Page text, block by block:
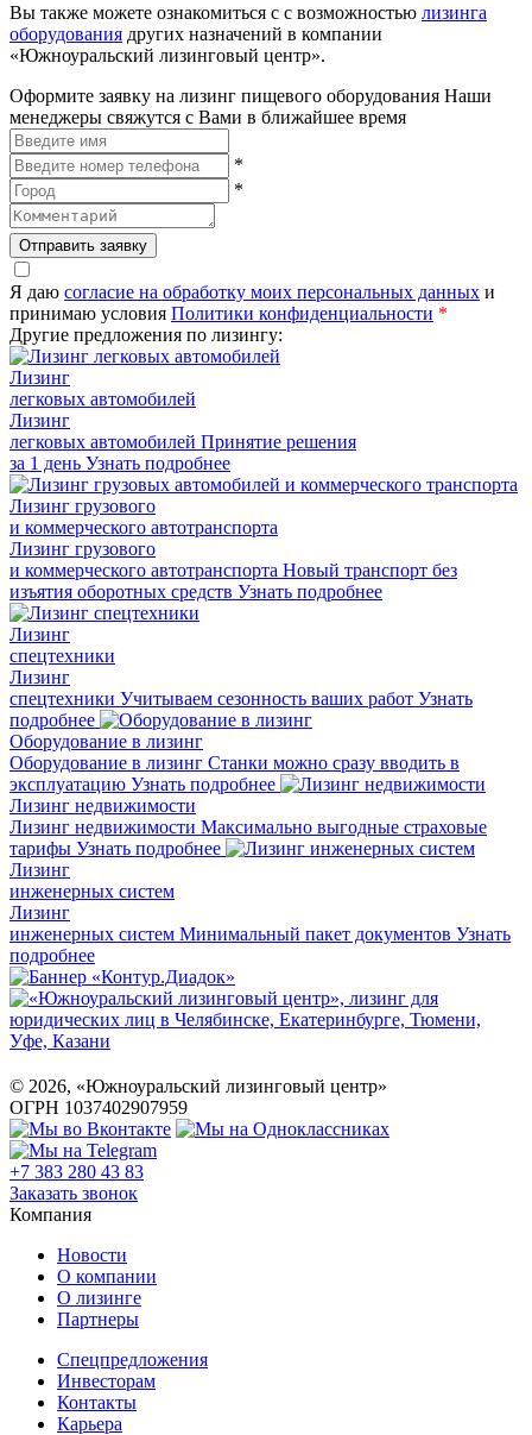
Вы также можете ознакомиться с с возможностью лизинга
оборудования других назначений в компании
«Южноуральский лизинговый центр».
Оформите заявку на лизинг пищевого оборудования Наши
менеджеры свяжутся с Вами в ближайшее время
*
*
Отправить заявку
Я даю согласие на обработку моих персональных данных и
принимаю условия Политики конфиденциальности *
Другие предложения по лизингу:
Лизинг
легковых автомобилей
Лизинг
легковых автомобилей Принятие решения
за 1 день Узнать подробнее
Лизинг грузового
и коммерческого автотранспорта
Лизинг грузового
и коммерческого автотранспорта Новый транспорт без
изъятия оборотных средств Узнать подробнее
Лизинг
спецтехники
Лизинг
спецтехники Учитываем сезонность ваших работ Узнать
подробнее
Оборудование в лизинг
Оборудование в лизинг Станки можно сразу вводить в
эксплуатацию Узнать подробнее
Лизинг недвижимости
Лизинг недвижимости Максимально выгодные страховые
тарифы Узнать подробнее
Лизинг
инженерных систем
Лизинг
инженерных систем Минимальный пакет документов Узнать
подробнее
© 2026, «Южноуральский лизинговый центр»
ОГРН 1037402907959
+7 383 280 43 83
Заказать звонок
Компания
Новости
О компании
О лизинге
Партнеры
Спецпредложения
Инвесторам
Контакты
Карьера